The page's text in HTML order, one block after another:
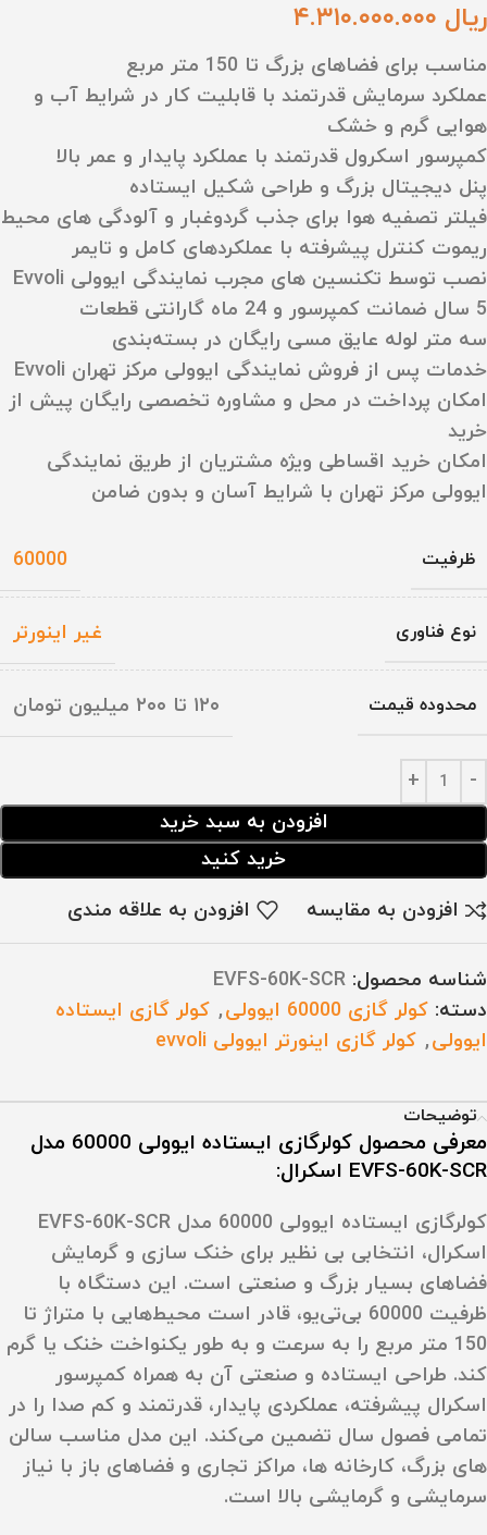
ریال
مناسب برای فضاهای بزرگ تا 150 متر مربع
عملکرد سرمایش قدرتمند با قابلیت کار در شرایط آب‌ و
هوایی گرم و خشک
کمپرسور اسکرول قدرتمند با عملکرد پایدار و عمر بالا
پنل دیجیتال بزرگ و طراحی شکیل ایستاده
فیلتر تصفیه هوا برای جذب گردوغبار و آلودگی‌ های محیط
ریموت کنترل پیشرفته با عملکردهای کامل و تایمر
نصب توسط تکنسین‌ های مجرب نمایندگی ایوولی Evvoli
5 سال ضمانت کمپرسور و 24 ماه گارانتی قطعات
سه متر لوله عایق مسی رایگان در بسته‌بندی
خدمات پس از فروش نمایندگی ایوولی مرکز تهران Evvoli
امکان پرداخت در محل و مشاوره تخصصی رایگان پیش از
خرید
امکان خرید اقساطی ویژه مشتریان از طریق نمایندگی
ایوولی مرکز تهران با شرایط آسان و بدون ضامن
ظرفیت 60000
نوع فناوری غیر اینورتر
محدوده قیمت ۱۲۰ تا ۲۰۰ میلیون تومان
افزودن به سبد خرید
خرید کنید
افزودن به مقایسه
افزودن به علاقه مندی
شناسه محصول: EVFS-60K-SCR
دسته: کولر گازی 60000 ایوولی , کولر گازی ایستاده
ایوولی, کولر گازی اینورتر ایوولی evvoli
توضیحات
معرفی محصول کولرگازی ایستاده ایوولی 60000 مدل
EVFS-60K-SCR اسکرال:
کولرگازی ایستاده ایوولی 60000 مدل EVFS-60K-SCR
اسکرال، انتخابی بی‌ نظیر برای خنک‌ سازی و گرمایش
فضاهای بسیار بزرگ و صنعتی است. این دستگاه با
ظرفیت 60000 بی‌تی‌یو، قادر است محیط‌هایی با متراژ تا
150 متر مربع را به سرعت و به طور یکنواخت خنک یا گرم
کند. طراحی ایستاده و صنعتی آن به همراه کمپرسور
اسکرال پیشرفته، عملکردی پایدار، قدرتمند و کم‌ صدا را در
تمامی فصول سال تضمین می‌کند. این مدل مناسب سالن‌
های بزرگ، کارخانه‌ ها، مراکز تجاری و فضاهای باز با نیاز
سرمایشی و گرمایشی بالا است.